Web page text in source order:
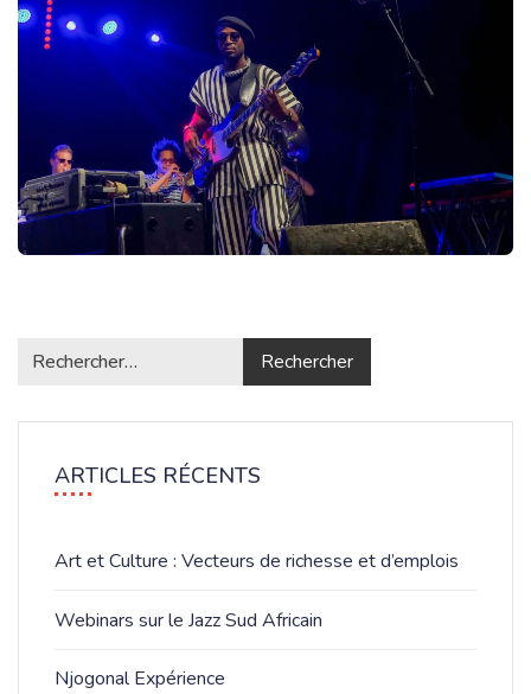
ARTICLES RÉCENTS
Art et Culture : Vecteurs de richesse et d’emplois
Webinars sur le Jazz Sud Africain
Njogonal Expérience